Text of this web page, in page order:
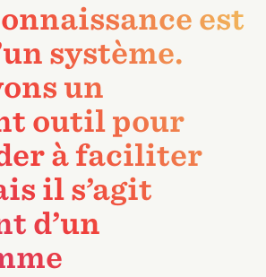
est
système.
un
outil pour
à faciliter
il s’agit
d’un